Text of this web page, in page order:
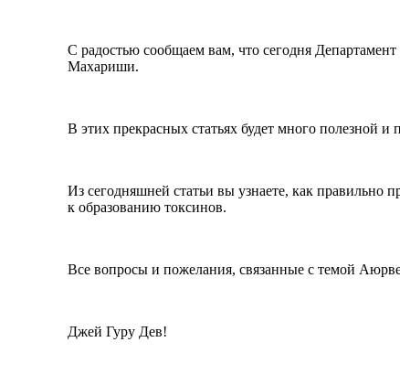
С радостью сообщаем вам, что сегодня
Махариши.
В этих прекрасных статьях будет много полезной
Из сегодняшней статьи вы узнаете, как правильно
к образованию токсинов.
Все вопросы и пожелания, связанные с темой
Джей Гуру Дев!